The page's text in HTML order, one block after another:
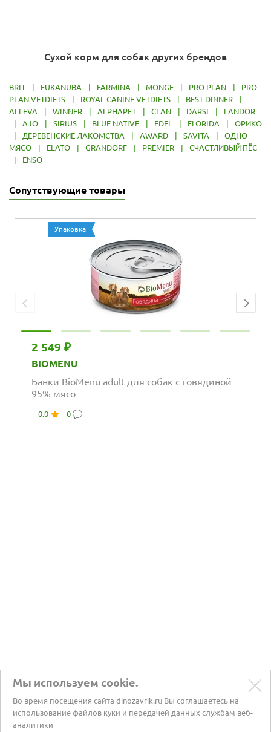
Сухой корм для собак других брендов
BRIT EUKANUBA FARMINA MONGE PRO PLAN
PRO
PLAN VETDIETS
ROYAL CANINE VETDIETS BEST DINNER
ALLEVA
WINNER ALPHAPET CLAN DARSI
LANDOR
AJO SIRIUS BLUE NATIVE EDEL FLORIDA
ОРИКО
ДЕРЕВЕНСКИЕ ЛАКОМСТВА AWARD SAVITA
ОДНО
МЯСО
ELATO GRANDORF PREMIER
СЧАСТЛИВЫЙ ПЁС
ENSO
Сопутствующие товары
Упаковка
2 549 ₽
BIOMENU
Банки BioMenu adult для собак с говядиной
95% мясо
0.0 0
Мы используем cookie.
Во время посещения сайта dinozavrik.ru Вы соглашаетесь на
использование файлов куки и передачей данных службам веб-
аналитики